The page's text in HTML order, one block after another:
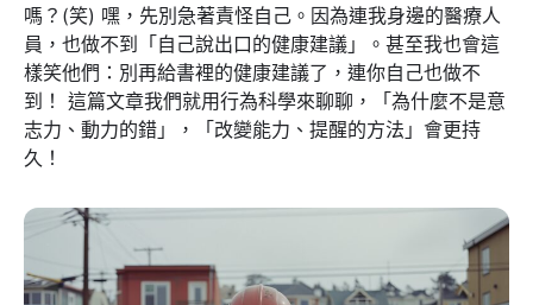
嗎？(笑) 嘿，先別急著責怪自己。因為連我身邊的醫療人
員，也做不到「自己說出口的健康建議」。甚至我也會這
樣笑他們：別再給書裡的健康建議了，連你自己也做不
到！ 這篇文章我們就用行為科學來聊聊，「為什麼不是意
志力、動力的錯」，「改變能力、提醒的方法」會更持
久！